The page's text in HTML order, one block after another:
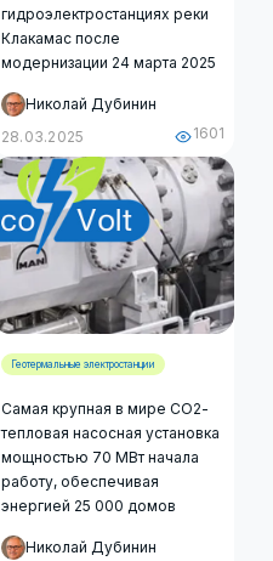
гидроэлектростанциях реки
Клакамас после
модернизации 24 марта 2025
Николай Дубинин
28.03.2025
1601
Геотермальные электростанции
Самая крупная в мире CO2-
тепловая насосная установка
мощностью 70 МВт начала
работу, обеспечивая
энергией 25 000 домов
Николай Дубинин